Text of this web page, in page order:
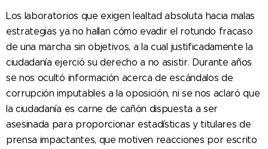
Los laboratorios que exigen lealtad absoluta hacia malas
estrategias ya no hallan cómo evadir el rotundo fracaso
de una marcha sin objetivos, a la cual justificadamente la
ciudadanía ejerció su derecho a no asistir. Durante años
se nos ocultó información acerca de escándalos de
corrupción imputables a la oposición, ni se nos aclaró que
la ciudadanía es carne de cañón dispuesta a ser
asesinada para proporcionar estadísticas y titulares de
prensa impactantes, que motiven reacciones por escrito